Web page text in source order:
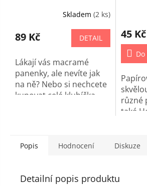
Skladem (2 ks)
89 Kč DETAIL
Lákají vás macramé
panenky, ale nevíte jak
na ně? Nebo si nechcete
kupovat celé klubíčka
45 Kč
různé
také
Popis Hodnocení Diskuze
Detailní popis produktu